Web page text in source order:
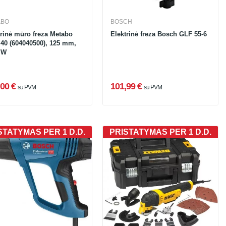
mūro freza Metabo
(604040500), 125 mm,
€ su PVM
BOSCH
Elektrinė freza Bosch GLF 55-6
101,99 € su PVM
PER 1 D.D. PRISTATYMAS PER 1 D.D.